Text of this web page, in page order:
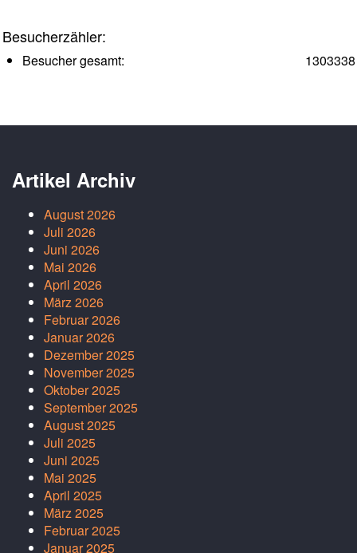
Besucherzähler:
1303338
Besucher gesamt:
Artikel Archiv
August 2026
Juli 2026
Juni 2026
Mai 2026
April 2026
März 2026
Februar 2026
Januar 2026
Dezember 2025
November 2025
Oktober 2025
September 2025
August 2025
Juli 2025
Juni 2025
Mai 2025
April 2025
März 2025
Februar 2025
Januar 2025